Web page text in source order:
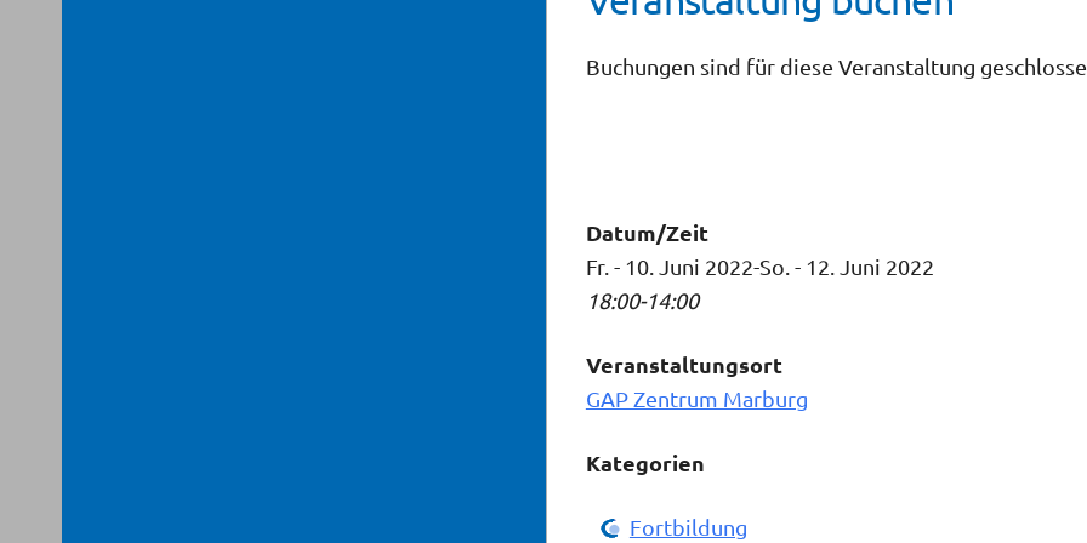
Buchungen sind für diese Veranstaltung
Datum/Zeit
Fr. - 10. Juni 2022-So. - 12. Juni 2022
18:00-14:00
Veranstaltungsort
GAP Zentrum Marburg
Kategorien
Fortbildung